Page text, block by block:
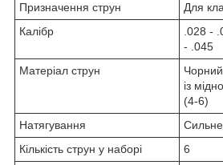
Призначення струн
Для
Калібр
.028 -
- .045
Матеріал струн
із
(4-6)
Натягування
Кількість струн у наборі
6